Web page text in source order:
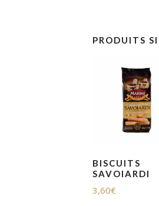
PRODUITS
BISCUITS
SAVOIARDI
3,60€